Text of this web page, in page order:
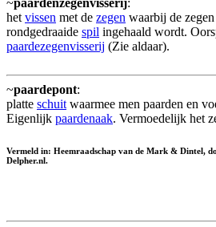
het vissen met de zegen waarbij de
rondgedraaide spil ingehaald wordt.
paardezegenvisserij (Zie aldaar).
~paardepont:
platte schuit waarmee men paarden en
Eigenlijk paardenaak. Vermoedelijk het
Vermeld in: Heemraadschap van de Mark & Dintel,
Delpher.nl.